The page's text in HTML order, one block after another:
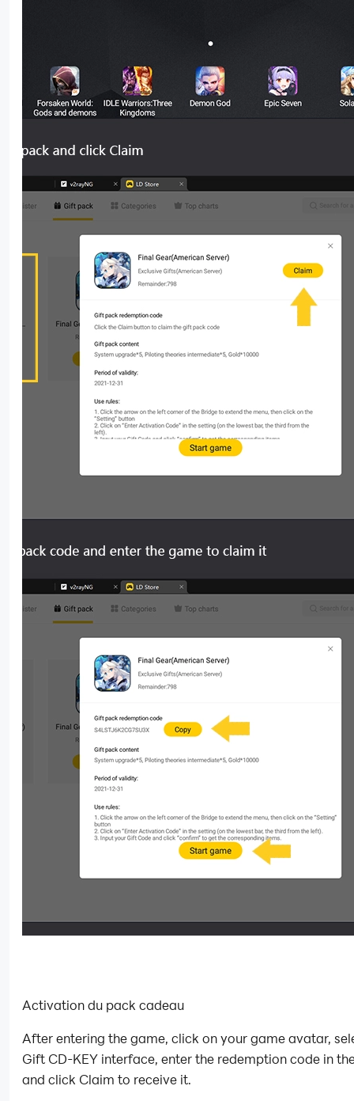
Activation du pack cadeau
After entering the game, click on your game avatar,
Gift CD-KEY interface, enter the redemption code in
and click Claim to receive it.